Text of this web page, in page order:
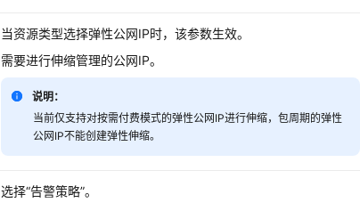
当资源类型选择弹性公网IP时，该参数生效。
需要进行伸缩管理的公网IP。
说明：
当前仅支持对按需付费模式的弹性公网IP进行伸缩，包周期的弹性
公网IP不能创建弹性伸缩。
选择“告警策略”。